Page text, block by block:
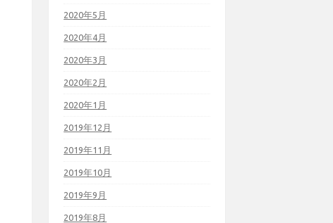
2020年5月
2020年4月
2020年3月
2020年2月
2020年1月
2019年12月
2019年11月
2019年10月
2019年9月
2019年8月